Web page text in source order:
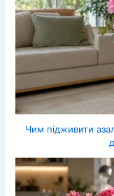
Чим підживити